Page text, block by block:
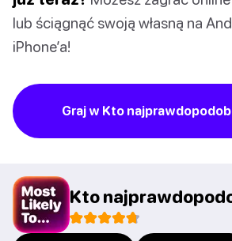
lub ściągnąć swoją własną na
iPhone’a!
Graj w Kto
Kto